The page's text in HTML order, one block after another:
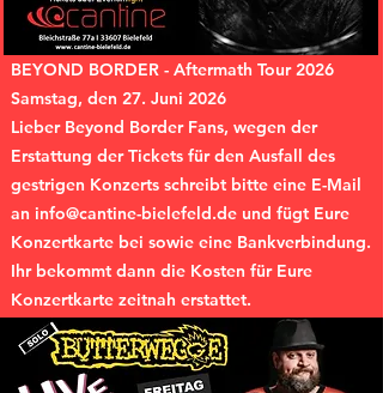
BEYOND BORDER - Aftermath Tour 2026
Samstag, den 27. Juni 2026
Lieber Beyond Border Fans, wegen der
Erstattung der Tickets für den Ausfall des
gestrigen Konzerts schreibt bitte eine E-Mail
an info@cantine-bielefeld.de und fügt Eure
Konzertkarte bei sowie eine Bankverbindung.
Ihr bekommt dann die Kosten für Eure
Konzertkarte zeitnah erstattet.